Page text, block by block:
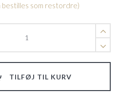
bestilles som restordre)
TILFØJ TIL KURV